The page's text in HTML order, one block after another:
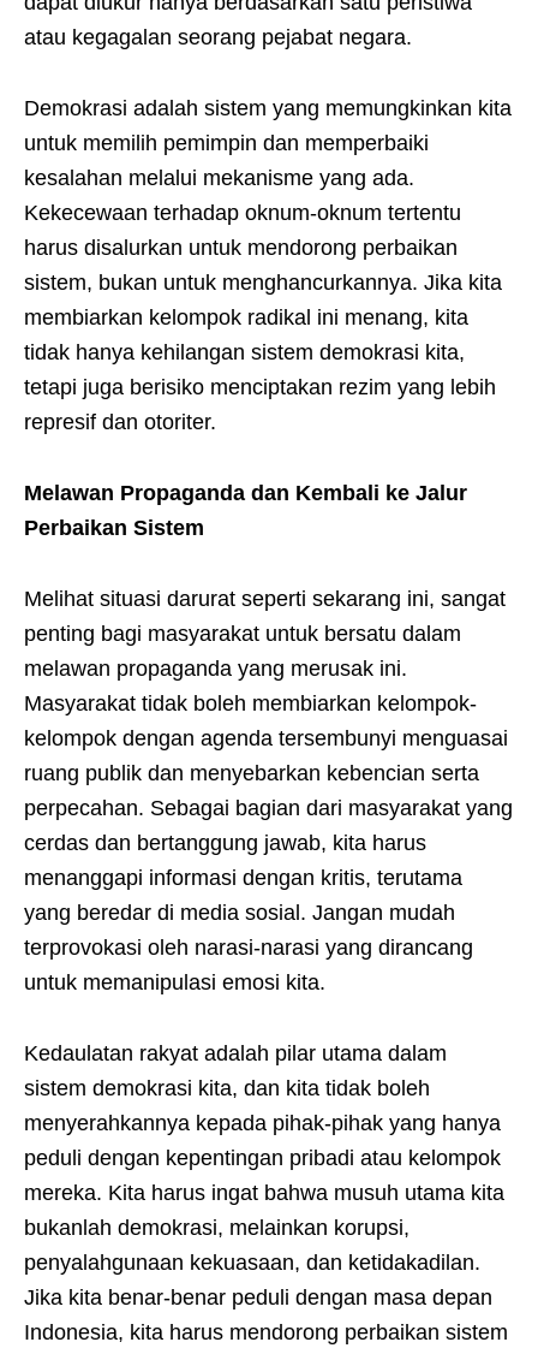
atau kegagalan seorang pejabat negara.
Demokrasi adalah sistem yang memungkinkan kita
untuk memilih pemimpin dan memperbaiki
kesalahan melalui mekanisme yang ada.
Kekecewaan terhadap oknum-oknum tertentu
harus disalurkan untuk mendorong perbaikan
sistem, bukan untuk menghancurkannya. Jika kita
membiarkan kelompok radikal ini menang, kita
tidak hanya kehilangan sistem demokrasi kita,
tetapi juga berisiko menciptakan rezim yang lebih
represif dan otoriter.
Melawan Propaganda dan Kembali ke Jalur
Perbaikan Sistem
Melihat situasi darurat seperti sekarang ini, sangat
penting bagi masyarakat untuk bersatu dalam
melawan propaganda yang merusak ini.
Masyarakat tidak boleh membiarkan kelompok-
kelompok dengan agenda tersembunyi menguasai
ruang publik dan menyebarkan kebencian serta
perpecahan. Sebagai bagian dari masyarakat yang
cerdas dan bertanggung jawab, kita harus
menanggapi informasi dengan kritis, terutama
yang beredar di media sosial. Jangan mudah
terprovokasi oleh narasi-narasi yang dirancang
untuk memanipulasi emosi kita.
Kedaulatan rakyat adalah pilar utama dalam
sistem demokrasi kita, dan kita tidak boleh
menyerahkannya kepada pihak-pihak yang hanya
peduli dengan kepentingan pribadi atau kelompok
mereka. Kita harus ingat bahwa musuh utama kita
bukanlah demokrasi, melainkan korupsi,
penyalahgunaan kekuasaan, dan ketidakadilan.
Jika kita benar-benar peduli dengan masa depan
Indonesia, kita harus mendorong perbaikan sistem